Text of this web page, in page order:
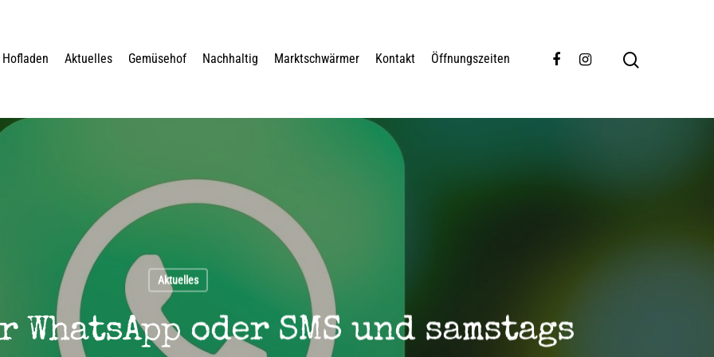
Hofladen Aktuelles Gemüsehof Nachhaltig Marktschwärmer Kontakt Öffnungszeiten
Aktuelles
oder SMS und samstags